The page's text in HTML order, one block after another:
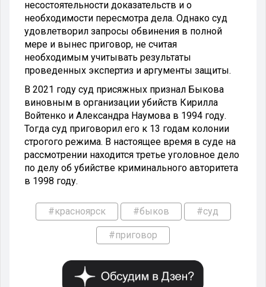
несостоятельности доказательств и о
необходимости пересмотра дела. Однако суд
удовлетворил запросы обвинения в полной
мере и вынес приговор, не считая
необходимым учитывать результаты
проведенных экспертиз и аргументы защиты.
В 2021 году суд присяжных признал Быкова
виновным в организации убийств Кирилла
Войтенко и Александра Наумова в 1994 году.
Тогда суд приговорил его к 13 годам колонии
строгого режима. В настоящее время в суде на
рассмотрении находится третье уголовное дело
по делу об убийстве криминального авторитета
в 1998 году.
#красноярск #быков #суд
#приговор